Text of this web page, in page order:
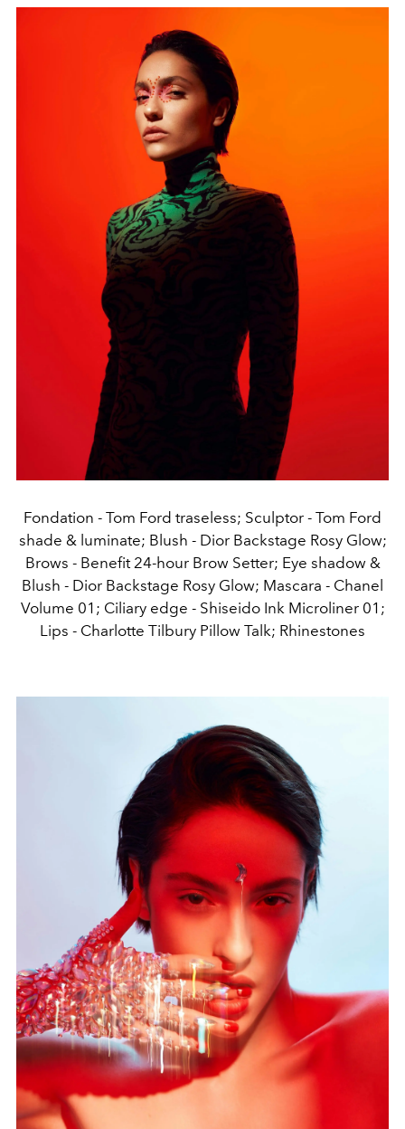
Fondation - Tom Ford traseless; Sculptor - Tom Ford
shade & luminate; Blush - Dior Backstage Rosy Glow;
Brows - Benefit 24-hour Brow Setter; Eye shadow &
Blush - Dior Backstage Rosy Glow; Mascara - Chanel
Volume 01; Ciliary edge - Shiseido Ink Microliner 01;
Lips - Charlotte Tilbury Pillow Talk; Rhinestones